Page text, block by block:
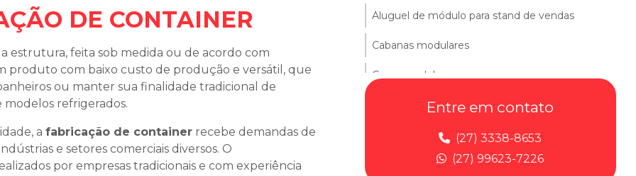
DE CONTAINER
estrutura, feita sob medida ou de acordo com
produto com baixo custo de produção e versátil, que
ou manter sua finalidade tradicional de
refrigerados.
a fabricação de container recebe demandas de
e setores comerciais diversos. O
por empresas tradicionais e com experiência
Aluguel de módulo para stand de vendas
Cabanas modulares
Casas modulares
Comprar container
Comprar container escritorio
Construção modular
Entre em contato
(27) 3338-8653
(27) 99623-7226